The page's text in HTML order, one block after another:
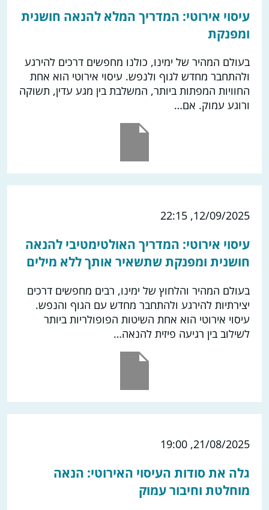
עיסוי אירוטי: המדריך המלא להנאה חושנית
ומפנקת
בעולם המהיר של ימינו, כולנו מחפשים דרכים להירגע
ולהתחבר מחדש לגוף ולנפש. עיסוי אירוטי הוא אחת
החוויות המפתות ביותר, המשלבת בין מגע עדין, תשוקה
ורוגע עמוק. אם…
12/09/2025, 22:15
עיסוי אירוטי: המדריך האולטימטיבי להנאה
חושנית ומפנקת שתשאיר אותך ללא מילים
בעולם המהיר והלחוץ של ימינו, רבים מחפשים דרכים
יצירתיות להירגע ולהתחבר מחדש עם הגוף והנפש.
עיסוי אירוטי הוא אחת השיטות הפופולריות ביותר
לשילוב בין רגיעה פיזית להנאה…
21/08/2025, 19:00
גלה את סודות העיסוי האירוטי: הנאה
מוחלטת וחיבור עמוק